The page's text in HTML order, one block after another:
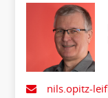
nils.opitz-